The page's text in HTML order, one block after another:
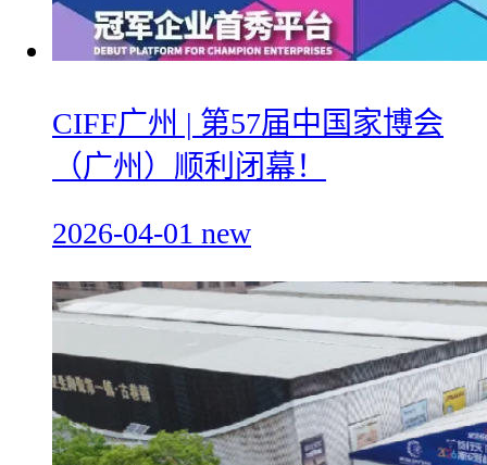
CIFF广州 | 第57届中国家博会
（广州）顺利闭幕！
2026-04-01 new